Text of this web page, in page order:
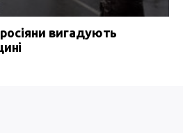
вигадують